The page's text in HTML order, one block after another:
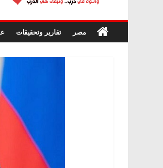
في
درب..
مصر تقارير وتحقيقات